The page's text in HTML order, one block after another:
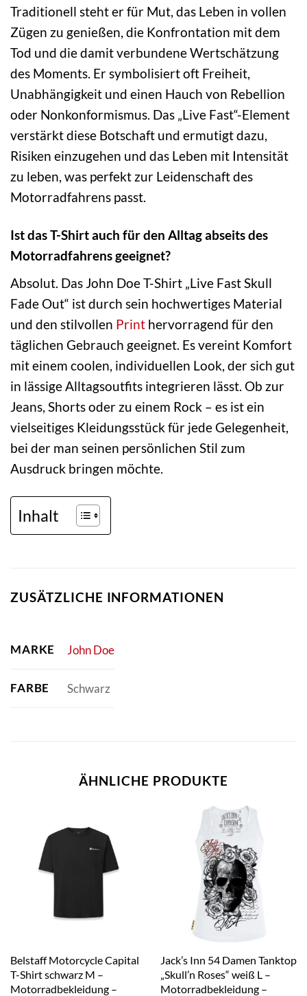
Traditionell steht er für Mut, das Leben in vollen
Zügen zu genießen, die Konfrontation mit dem
Tod und die damit verbundene Wertschätzung
des Moments. Er symbolisiert oft Freiheit,
Unabhängigkeit und einen Hauch von Rebellion
oder Nonkonformismus. Das „Live Fast“-Element
verstärkt diese Botschaft und ermutigt dazu,
Risiken einzugehen und das Leben mit Intensität
zu leben, was perfekt zur Leidenschaft des
Motorradfahrens passt.
Ist das T-Shirt auch für den Alltag abseits des
Motorradfahrens geeignet?
Absolut. Das John Doe T-Shirt „Live Fast Skull
Fade Out“ ist durch sein hochwertiges Material
und den stilvollen Print hervorragend für den
täglichen Gebrauch geeignet. Es vereint Komfort
mit einem coolen, individuellen Look, der sich gut
in lässige Alltagsoutfits integrieren lässt. Ob zur
Jeans, Shorts oder zu einem Rock – es ist ein
vielseitiges Kleidungsstück für jede Gelegenheit,
bei der man seinen persönlichen Stil zum
Ausdruck bringen möchte.
Inhalt
ZUSÄTZLICHE INFORMATIONEN
MARKE John Doe
FARBE Schwarz
ÄHNLICHE PRODUKTE
Belstaff Motorcycle Capital
T-Shirt schwarz M –
Motorradbekleidung –
Jack’s Inn 54 Damen Tanktop
„Skull’n Roses“ weiß L –
Motorradbekleidung –